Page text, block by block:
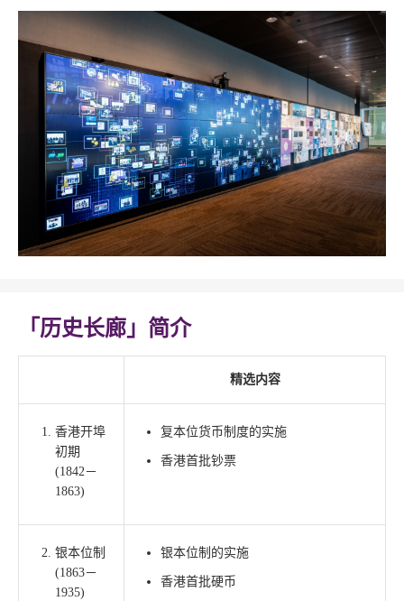
「历史长廊」简介
精选内容
香港开埠
初期
(1842－
1863)
复本位货币制度的实施
香港首批钞票
银本位制
(1863－
1935)
银本位制的实施
香港首批硬币